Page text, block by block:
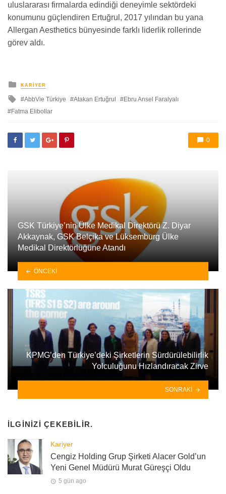
uluslararası firmalarda edindiği deneyimle sektördeki
konumunu güçlendiren Ertuğrul, 2017 yılından bu yana
Allergan Aesthetics bünyesinde farklı liderlik rollerinde
görev aldı.
yayınlanan
KARIYER
ile
etkilendi
AbbVie Türkiye Atakan Ertuğrul
Ebru Ansel Faralyalı
Fatma Elibollar
0
GSK Türkiye’nin Ülke Medikal Direktörü Z. Diyar
Akkaynak, GSK Belçika ve Lüksemburg Ülke
Medikal Direktörlüğüne Atandı
ÖNCEKI
KPMG’den Türkiye’deki Şirketlerin Sürdürülebilirlik
Yolculuğunu Hızlandıracak Zirve
SONRAKI
İLGINIZI ÇEKEBILIR.
Kariyer
Cengiz Holding Grup Şirketi Alacer Gold’un
Yeni Genel Müdürü Murat Güreşçi Oldu
5 gün ago